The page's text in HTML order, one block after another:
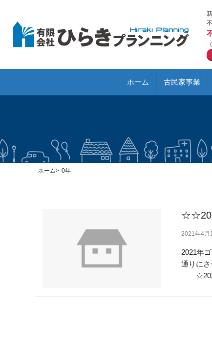
ホーム 古民家事業
ホーム 0年
2021年4月
2021年
通りに
☆2021